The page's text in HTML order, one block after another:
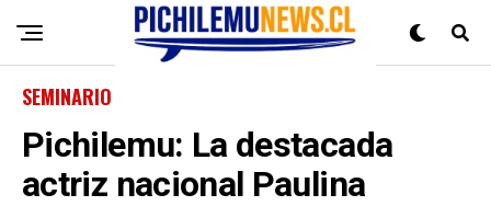
SEMINARIO
Pichilemu: La destacada
actriz nacional Paulina